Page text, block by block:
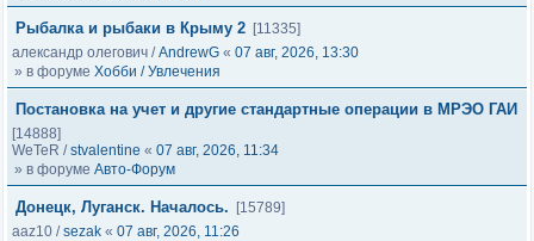
Рыбалка и рыбаки в Крыму 2 [11335]
александр олегович /AndrewG « 07 авг, 2026, 13:30
» в форуме Хобби / Увлечения
Постановка на учет и другие стандартные операции в МРЭО ГАИ
[14888]
WeTeR /stvalentine « 07 авг, 2026, 11:34
» в форуме Авто-Форум
Донецк, Луганск. Началось.
[15789]
aaz10 /sezak « 07 авг, 2026, 11:26